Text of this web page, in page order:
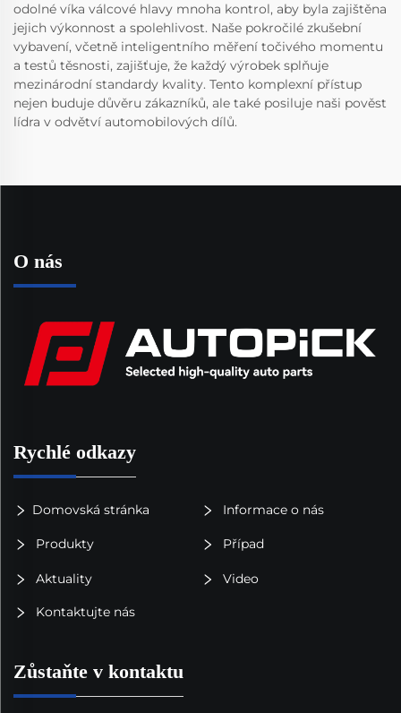
odolné víka válcové hlavy mnoha kontrol, aby byla zajištěna
jejich výkonnost a spolehlivost. Naše pokročilé zkušební
vybavení, včetně inteligentního měření točivého momentu
a testů těsnosti, zajišťuje, že každý výrobek splňuje
mezinárodní standardy kvality. Tento komplexní přístup
nejen buduje důvěru zákazníků, ale také posiluje naši pověst
lídra v odvětví automobilových dílů.
O nás
Rychlé odkazy
Domovská stránka Informace o nás
Produkty Případ
Aktuality Video
Kontaktujte nás
Zůstaňte v kontaktu